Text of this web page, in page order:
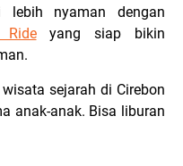
lebih nyaman dengan
Rideyang siap bikin
sejarah di Cirebon
anak-anak. Bisa liburan